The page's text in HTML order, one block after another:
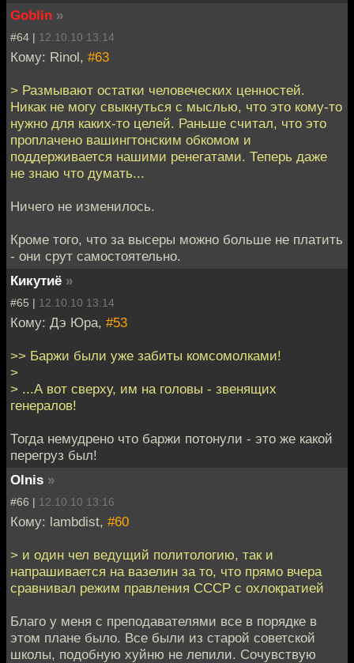
Goblin »
#64 | 12.10.10 13:14
Кому: Rinol, #63
> Размывают остатки человеческих ценностей.
Никак не могу свыкнуться с мыслью, что это кому-то
нужно для каких-то целей. Раньше считал, что это
проплачено вашингтонским обкомом и
поддерживается нашими ренегатами. Теперь даже
не знаю что думать...
Ничего не изменилось.
Кроме того, что за высеры можно больше не платить
- они срут самостоятельно.
Кикутиё »
#65 | 12.10.10 13:14
Кому: Дэ Юра, #53
>> Баржи были уже забиты комсомолками!
>
> ...А вот сверху, им на головы - звенящих
генералов!
Тогда немудрено что баржи потонули - это же какой
перегруз был!
Olnis »
#66 | 12.10.10 13:16
Кому: lambdist, #60
> и один чел ведущий политологию, так и
напрашивается на вазелин за то, что прямо вчера
сравнивал режим правления СССР с охлократией
Благо у меня с преподавателями все в порядке в
этом плане было. Все были из старой советской
школы, подобную хуйню не лепили. Сочувствую